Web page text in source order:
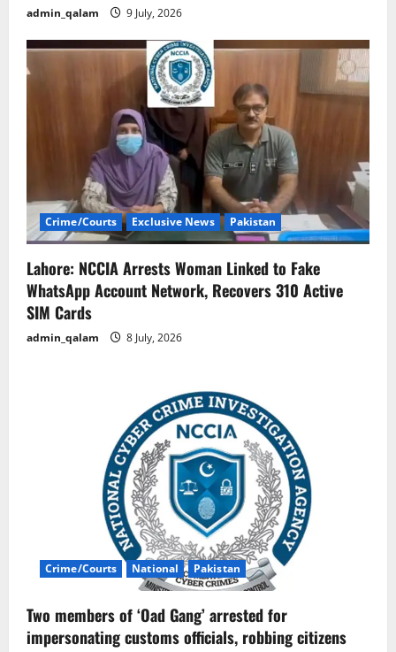
admin_qalam 9 July, 2026
Crime/Courts Exclusive News Pakistan
Lahore: NCCIA Arrests Woman Linked to Fake
WhatsApp Account Network, Recovers 310 Active
SIM Cards
admin_qalam 8 July, 2026
Crime/Courts National Pakistan
Two members of ‘Oad Gang’ arrested for
impersonating customs officials, robbing citizens